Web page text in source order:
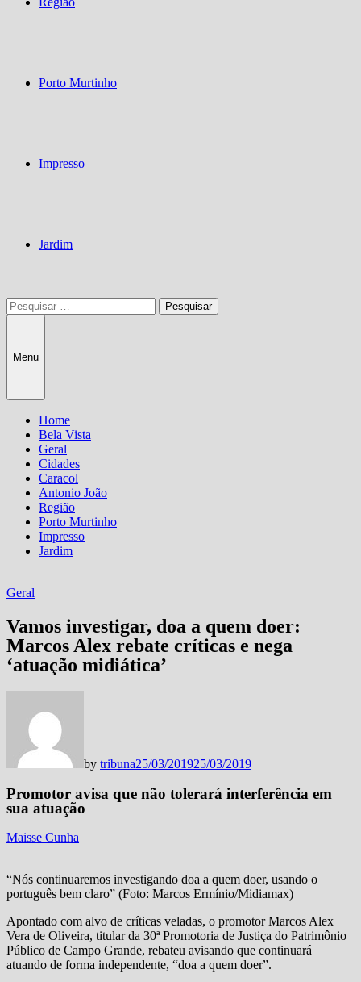
Porto Murtinho
Impresso
Jardim
Pesquisar
por:
Menu
Home
Bela Vista
Geral
Cidades
Caracol
Antonio João
Região
Porto Murtinho
Impresso
Jardim
Geral
Vamos investigar, doa a quem doer:
Marcos Alex rebate críticas e nega
‘atuação midiática’
by tribuna25/03/201925/03/2019
Promotor avisa que não tolerará interferência em
sua atuação
Maisse Cunha
“Nós continuaremos investigando doa a quem doer, usando o
português bem claro” (Foto: Marcos Ermínio/Midiamax)
Apontado com alvo de críticas veladas, o promotor Marcos Alex
Vera de Oliveira, titular da 30ª Promotoria de Justiça do Patrimônio
Público de Campo Grande, rebateu avisando que continuará
atuando de forma independente, “doa a quem doer”.